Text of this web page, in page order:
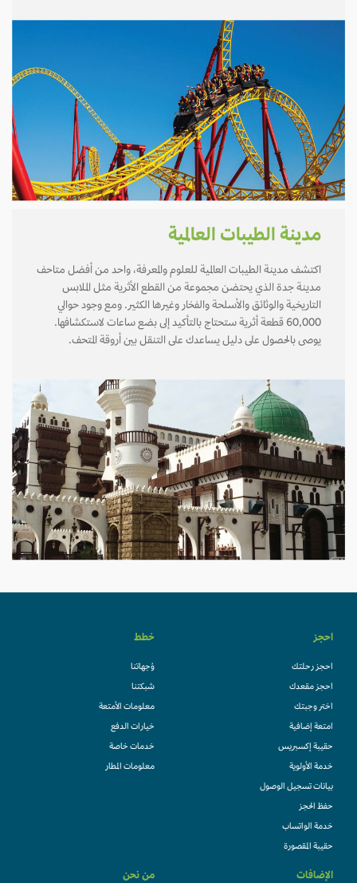
مدينة الطيبات العالمية
اكتشف مدينة الطيبات العالمية للعلوم والمعرفة، واحد من أفضل متاحف
مدينة جدة الذي يحتضن مجموعة من القطع الأثرية مثل الملابس
التاريخية والوثائق والأسلحة والفخار وغيرها الكثير. ومع وجود حوالي
60,000 قطعة أثرية ستحتاج بالتأكيد إلى بضع ساعات لاستكشافها.
يوصى بالحصول على دليل يساعدك على التنقل بين أروقة المتحف.
احجز
احجز رحلتك
احجز مقعدك
اختر وجبتك
امتعة إضافية
حقيبة إكسبريس
خدمة الأولوية
بيانات تسجيل الوصول
حفظ الحجز
خدمة الواتساب
حقيبة المقصورة
خطط
وُجهاتنا
شبكتنا
معلومات الأمتعة
خيارات الدفع
خدمات خاصة
معلومات المطار
الإضافات من نحن